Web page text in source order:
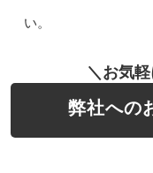
い。
＼お気
弊社への